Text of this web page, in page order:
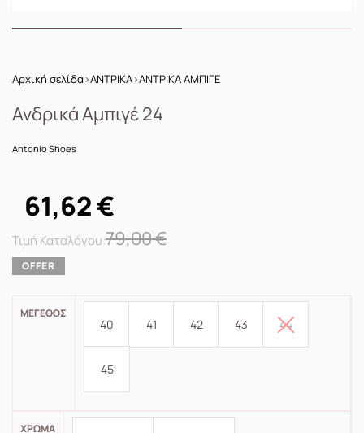
Αρχική σελίδα›ΑΝΤΡΙΚΑ›ΑΝΤΡΙΚΑ ΑΜΠΙΓΕ
Ανδρικά Αμπιγέ 24
Antonio Shoes
79,00€
61,62€
ΜΈΓΕΘΟΣ
40 41 42 43 44
45
ΧΡΏΜΑ